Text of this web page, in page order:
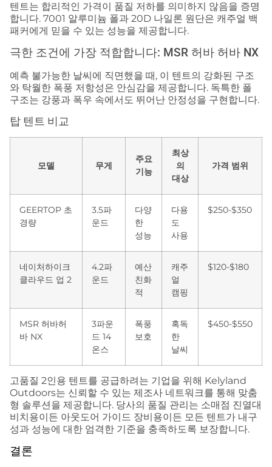
텐트는 합리적인 가격이 품질 저하를 의미하지 않음을 증명
합니다. 7001 알루미늄 폴과 20D 나일론 원단은 캐주얼 백
패커에게 믿을 수 있는 성능을 제공합니다.
극한 조건에 가장 적합합니다: MSR 허바 허바 NX
예측 불가능한 날씨에 직면했을 때, 이 텐트의 강화된 구조
와 탁월한 폭풍 저항성은 안심감을 제공합니다. 독특한 폴
구조는 강풍과 폭우 속에서도 뛰어난 안정성을 구현합니다.
탑 텐트 비교
모델 무게
주요
기능
최상
의
대상
가격 범위
GEERTOP 초
경량
3.5파
운드
다양
한
성능
다용
도
사용
$250-$350
네이처하이크
클라우드 업 2
4.2파
운드
예산
친화
적
캐주
얼
캠핑
$120-$180
MSR 허바허
바 NX
3파운
드 14
온스
폭풍
보호
혹독
한
날씨
$450-$550
고품질 2인용 텐트를 공급하려는 기업을 위해 Kelyland
Outdoors는 신뢰할 수 있는 제조사 네트워크를 통해 맞춤
형 솔루션을 제공합니다. 당사의 품질 관리는 소매점 진열대
비치용이든 아웃도어 가이드 장비용이든 모든 텐트가 내구
성과 성능에 대한 엄격한 기준을 충족하도록 보장합니다.
결론